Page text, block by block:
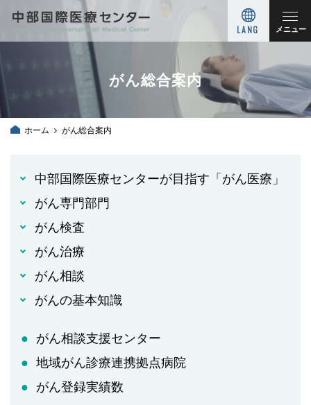
LANG メニュー
がん総合案内
ホーム がん総合案内
中部国際医療センターが目指す「がん医療」
がん専門部門
がん検査
がん治療
がん相談
がんの基本知識
がん相談支援センター
地域がん診療連携拠点病院
がん登録実績数